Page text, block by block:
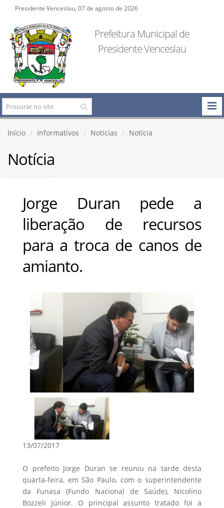
Presidente Venceslau, 07 de agosto de 2026
Prefeitura Municipal de
Presidente Venceslau
Início Informativos Notícias Notícia
Notícia
Jorge Duran pede a
liberação de recursos
para a troca de canos de
amianto.
13/07/2017
O prefeito Jorge Duran se reuniu na tarde desta
quarta-feira, em São Paulo, com o superintendente
da Funasa (Fundo Nacional de Saúde), Nicolino
Bozzeli Júnior. O principal assunto tratado foi a